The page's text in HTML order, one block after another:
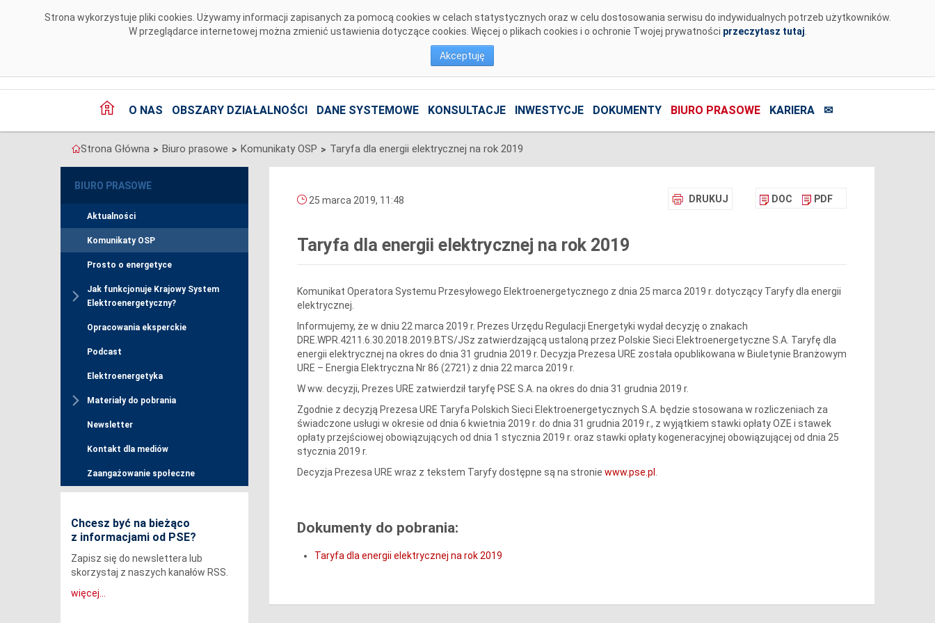
Strona wykorzystuje pliki cookies. Używamy informacji zapisanych za pomocą cookies w celach statystycznych oraz w celu dostosowania serwisu do indywidualnych potrzeb użytkowników.
W przeglądarce internetowej można zmienić ustawienia dotyczące cookies. Więcej o plikach cookies i o ochronie Twojej prywatności przeczytasz tutaj
Akceptuję
O NAS OBSZARY DZIAŁALNOŚCI DANE SYSTEMOWE KONSULTACJE INWESTYCJE DOKUMENTY BIURO PRASOWE KARIERA ✉
Strona Główna > Biuro prasowe > Komunikaty OSP > Taryfa dla energii elektrycznej na rok 2019
BIURO PRASOWE
Aktualności
Komunikaty OSP
Prosto o energetyce
Jak funkcjonuje Krajowy System
Elektroenergetyczny?
Opracowania eksperckie
Podcast
Elektroenergetyka
Materiały do pobrania
Newsletter
Kontakt dla mediów
Zaangażowanie społeczne
Chcesz być na bieżąco
z informacjami od PSE?
Zapisz się do newslettera lub
skorzystaj z naszych kanałów RSS.
więcej...
DRUKUJ DOC PDF
25 marca 2019, 11:48
Taryfa dla energii elektrycznej na rok 2019
Komunikat Operatora Systemu Przesyłowego Elektroenergetycznego z dnia 25 marca 2019 r. dotyczący Taryfy dla energii
elektrycznej.
Informujemy, że w dniu 22 marca 2019 r. Prezes Urzędu Regulacji Energetyki wydał decyzję o znakach
DRE.WPR.4211.6.30.2018.2019.BTS/JSz zatwierdzającą ustaloną przez Polskie Sieci Elektroenergetyczne S.A. Taryfę dla
energii elektrycznej na okres do dnia 31 grudnia 2019 r. Decyzja Prezesa URE została opublikowana w Biuletynie Branżowym
URE – Energia Elektryczna Nr 86 (2721) z dnia 22 marca 2019 r.
W ww. decyzji, Prezes URE zatwierdził taryfę PSE S.A. na okres do dnia 31 grudnia 2019 r.
Zgodnie z decyzją Prezesa URE Taryfa Polskich Sieci Elektroenergetycznych S.A. będzie stosowana w rozliczeniach za
świadczone usługi w okresie od dnia 6 kwietnia 2019 r. do dnia 31 grudnia 2019 r., z wyjątkiem stawki opłaty OZE i stawek
opłaty przejściowej obowiązujących od dnia 1 stycznia 2019 r. oraz stawki opłaty kogeneracyjnej obowiązującej od dnia 25
stycznia 2019 r.
Decyzja Prezesa URE wraz z tekstem Taryfy dostępne są na stronie www.pse.pl
Dokumenty do pobrania:
Taryfa dla energii elektrycznej na rok 2019